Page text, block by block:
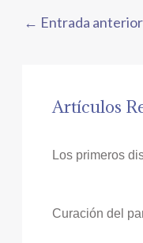
← Entrada anterior
Artículos
Los primeros
Curación del